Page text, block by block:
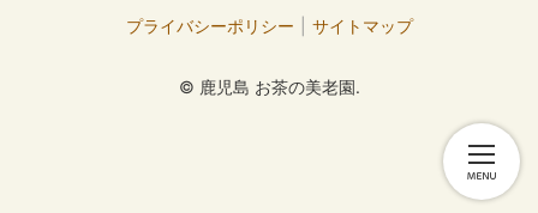
プライバシーポリシー サイトマップ
© 鹿児島 お茶の美老園.